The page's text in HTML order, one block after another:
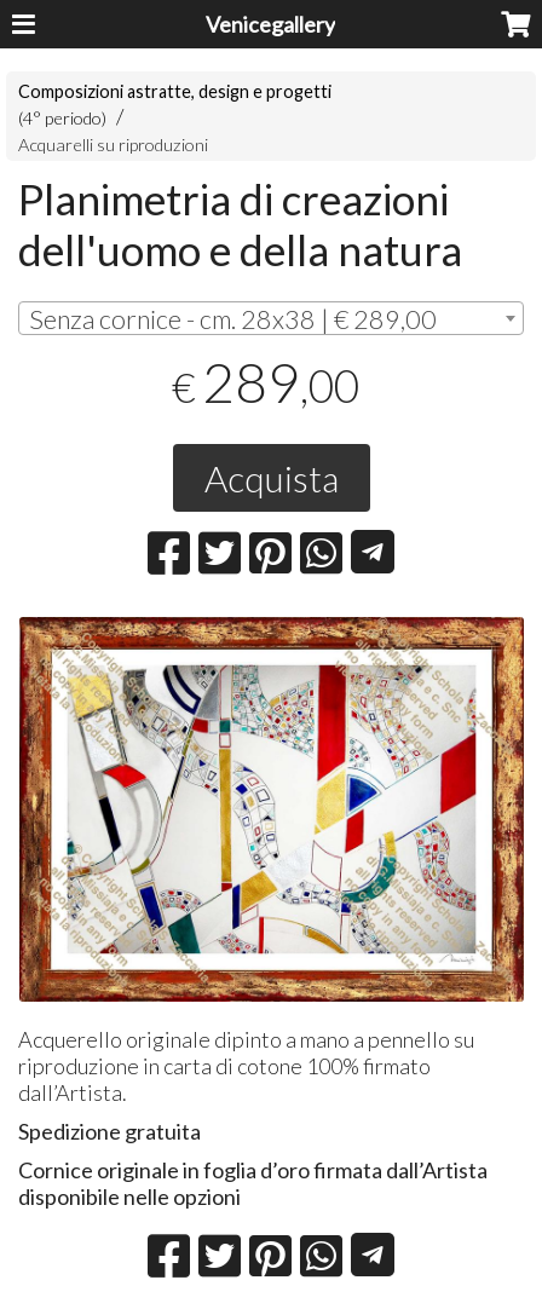
Venicegallery
Composizioni astratte, design e progetti
(4° periodo)
Acquarelli su riproduzioni
Planimetria di creazioni
dell'uomo e della natura
Senza cornice - cm. 28x38 | € 289,00
€ 289,00
Acquista
Acquerello originale dipinto a mano a pennello su
riproduzione in carta di cotone 100% firmato
dall’Artista.
Spedizione gratuita
Cornice originale in foglia d’oro firmata dall’Artista
disponibile nelle opzioni